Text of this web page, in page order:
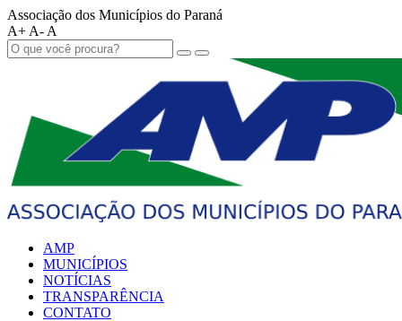
Associação dos Municípios do Paraná
A+ A- A
AMP
MUNICÍPIOS
NOTÍCIAS
TRANSPARÊNCIA
CONTATO